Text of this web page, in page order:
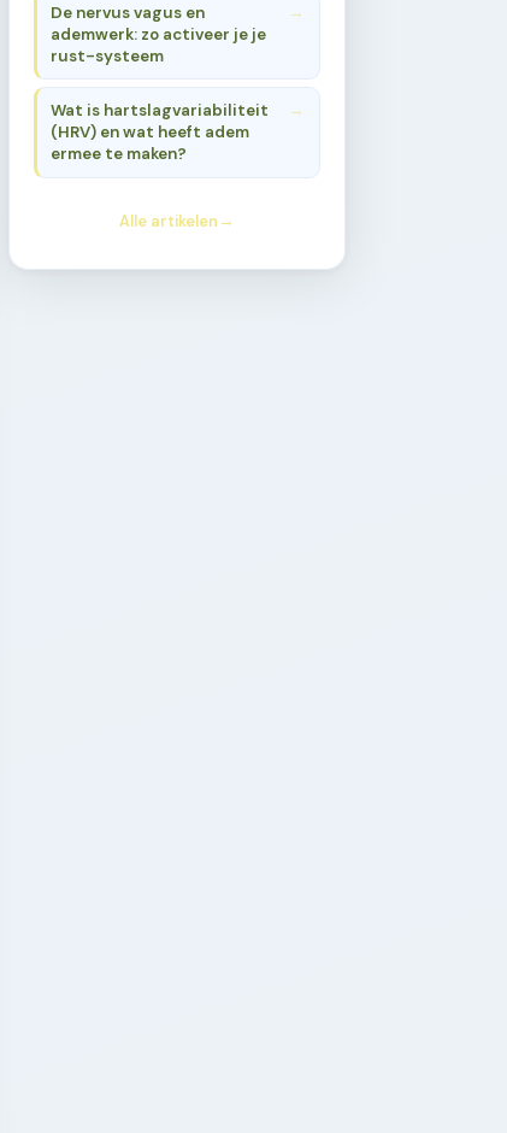
De nervus vagus en
ademwerk: zo activeer je je
rust-systeem
Wat is hartslagvariabiliteit
(HRV) en wat heeft adem
ermee te maken?
Alle artikelen